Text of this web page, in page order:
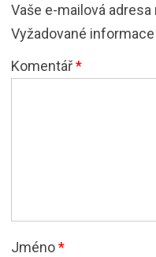
Vaše e-mailová
Vyžadované
Komentář*
Jméno*